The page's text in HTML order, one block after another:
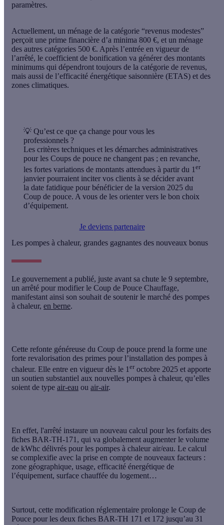
paramètres.
Actuellement, un ménage de la catégorie “revenus modestes”
perçoit une prime financière d’a minima 800 €, et un ménage
des autres catégories 500 €. Après l’entrée en vigueur de
l’arrêté, le coefficient de bonification va générer des montants
minimums qui dépendront toujours de la catégorie de revenus,
mais aussi de l’efficacité énergétique saisonnière (ETAS) et des
zones climatiques.
💡 Qu’est ce que ça change pour vous les
professionnels ?
Les critères techniques et les démarches administratives
pour les Coups de pouce ne changent pas ; en revanche,
les fortes variations de montants attendues à partir du 1 er
janvier pourraient inciter vos clients à se décider avant
la date fatidique pour bénéficier de la version 2025 du
Coup de pouce. A vous de les orienter vers le bon choix
d’équipement.
Je deviens partenaire
Les pompes à chaleur, grandes gagnantes des nouveaux bonus
Le gouvernement a publié, juste avant sa chute le 9 septembre,
un arrêté pour modifier le Coup de Pouce Chauffage,
manifestant ainsi son souhait de soutenir le marché des pompes
à chaleur, en berne.
Cette refonte généreuse du Coup de pouce prend la forme une
forte revalorisation des primes pour l’installation des pompes à
chaleur. Elle entre en vigueur dès le 1 er octobre 2025 et apporte
un soutien substantiel aux nouvelles pompes à chaleur, qu’elles
soient de type air-eau ou air-air.
En effet, l'arrêté instaure un nouveau calcul pour les forfaits des
fiches BAR-TH-171, qui va globalement augmenter le volume
de kWhc délivrés pour les pompes à chaleur air/eau. Le calcul
se complexifie avec la prise en compte de nouveaux facteurs :
zone géographique, usage, efficacité énergétique de
l’équipement, surface chauffée du logement…
Surtout, cette modification réglementaire prolonge le Coup de
Pouce pour les deux fiches BAR-TH 171 et 172 jusqu’au 31